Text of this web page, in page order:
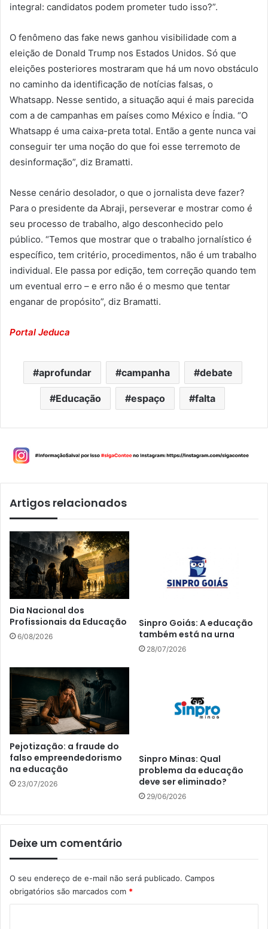
integral: candidatos podem prometer tudo isso?”.
O fenômeno das fake news ganhou visibilidade com a
eleição de Donald Trump nos Estados Unidos. Só que
eleições posteriores mostraram que há um novo obstáculo
no caminho da identificação de notícias falsas, o
Whatsapp. Nesse sentido, a situação aqui é mais parecida
com a de campanhas em países como México e Índia. “O
Whatsapp é uma caixa-preta total. Então a gente nunca vai
conseguir ter uma noção do que foi esse terremoto de
desinformação”, diz Bramatti.
Nesse cenário desolador, o que o jornalista deve fazer?
Para o presidente da Abraji, perseverar e mostrar como é
seu processo de trabalho, algo desconhecido pelo
público. “Temos que mostrar que o trabalho jornalístico é
específico, tem critério, procedimentos, não é um trabalho
individual. Ele passa por edição, tem correção quando tem
um eventual erro – e erro não é o mesmo que tentar
enganar de propósito”, diz Bramatti.
Portal Jeduca
aprofundar campanha debate
Educação espaço falta
Artigos relacionados
Dia Nacional dos
Profissionais da Educação
6/08/2026
Sinpro Goiás: A educação
também está na urna
28/07/2026
Pejotização: a fraude do
falso empreendedorismo
na educação
23/07/2026
Sinpro Minas: Qual
problema da educação
deve ser eliminado?
29/06/2026
Deixe um comentário
O seu endereço de e-mail não será publicado. Campos
obrigatórios são marcados com *